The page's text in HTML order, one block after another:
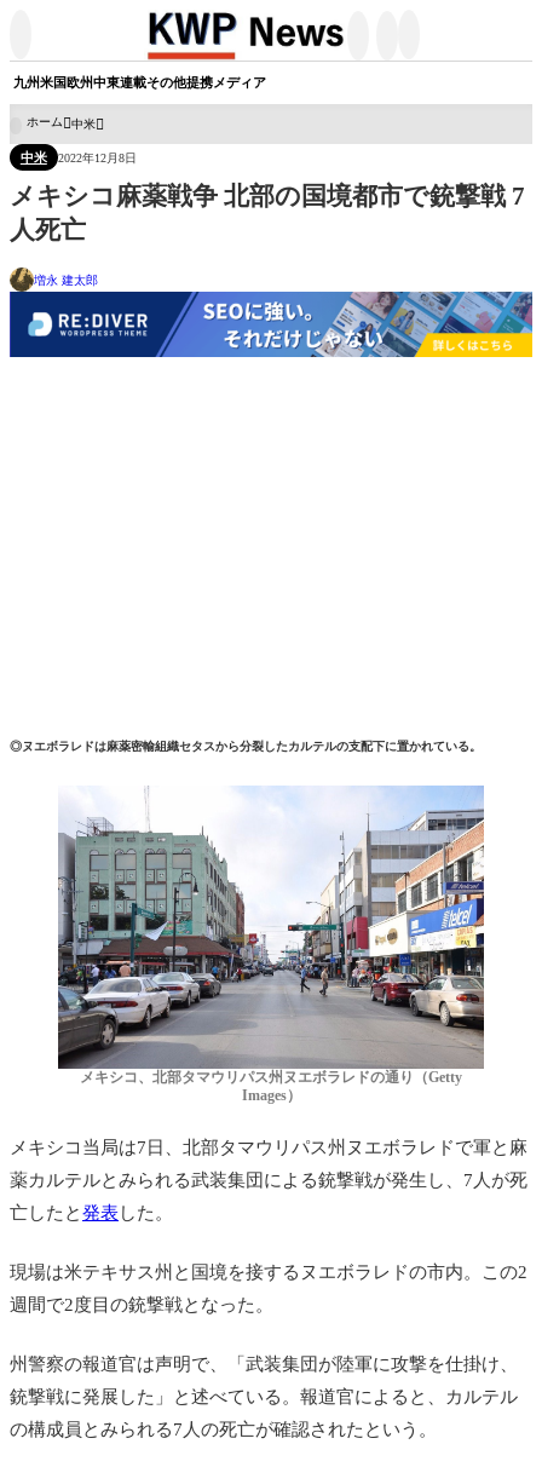
九州米国欧州中東連載その他提携メディア
ホーム 中米
中米 2022年12月8日
メキシコ麻薬戦争 北部の国境都市で銃撃戦 7
人死亡
増永 建太郎
◎ヌエボラレドは麻薬密輸組織セタスから分裂したカルテルの支配下に置かれている。
メキシコ、北部タマウリパス州ヌエボラレドの通り（Getty
Images）
メキシコ当局は7日、北部タマウリパス州ヌエボラレドで軍と麻
薬カルテルとみられる武装集団による銃撃戦が発生し、7人が死
亡したと発表した。
現場は米テキサス州と国境を接するヌエボラレドの市内。この2
週間で2度目の銃撃戦となった。
州警察の報道官は声明で、「武装集団が陸軍に攻撃を仕掛け、
銃撃戦に発展した」と述べている。報道官によると、カルテル
の構成員とみられる7人の死亡が確認されたという。